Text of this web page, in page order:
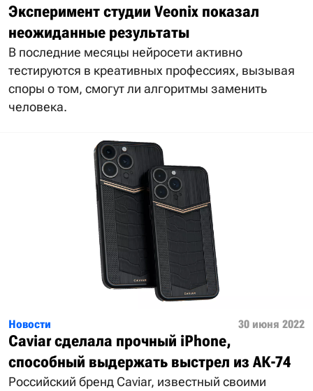
Эксперимент студии Veonix показал
неожиданные результаты
В последние месяцы нейросети активно
тестируются в креативных профессиях, вызывая
споры о том, смогут ли алгоритмы заменить
человека.
Новости 30 июня 2022
Caviar сделала прочный iPhone,
способный выдержать выстрел из АК-74
Российский бренд Caviar, известный своими